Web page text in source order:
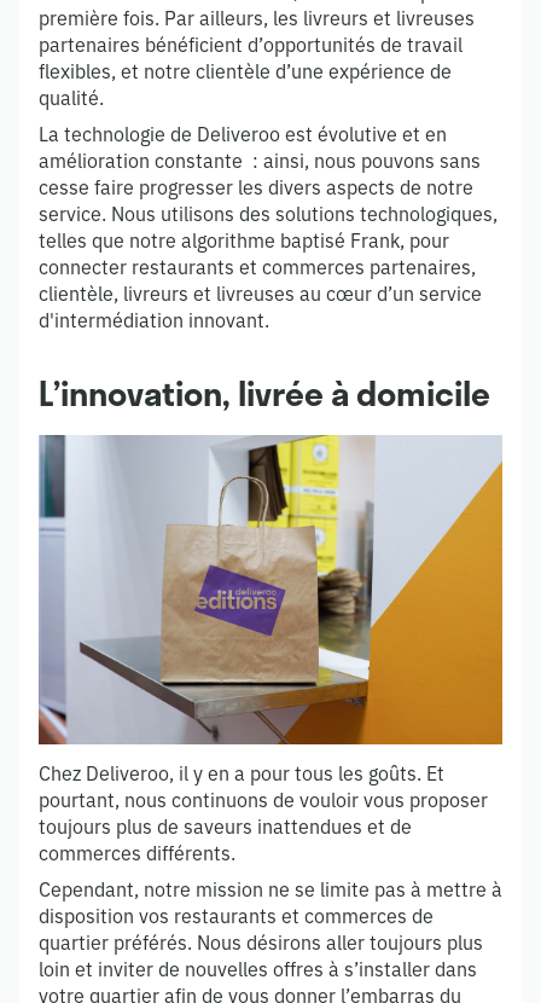
première fois. Par ailleurs, les livreurs et livreuses
partenaires bénéficient d’opportunités de travail
flexibles, et notre clientèle d’une expérience de
qualité.
La technologie de Deliveroo est évolutive et en
amélioration constante : ainsi, nous pouvons sans
cesse faire progresser les divers aspects de notre
service. Nous utilisons des solutions technologiques,
telles que notre algorithme baptisé Frank, pour
connecter restaurants et commerces partenaires,
clientèle, livreurs et livreuses au cœur d’un service
d'intermédiation innovant.
L’innovation, livrée à domicile
Chez Deliveroo, il y en a pour tous les goûts. Et
pourtant, nous continuons de vouloir vous proposer
toujours plus de saveurs inattendues et de
commerces différents.
Cependant, notre mission ne se limite pas à mettre à
disposition vos restaurants et commerces de
quartier préférés. Nous désirons aller toujours plus
loin et inviter de nouvelles offres à s’installer dans
votre quartier afin de vous donner l’embarras du